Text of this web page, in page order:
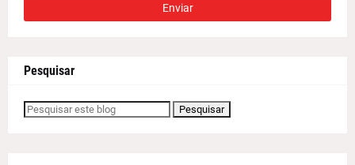
Pesquisar